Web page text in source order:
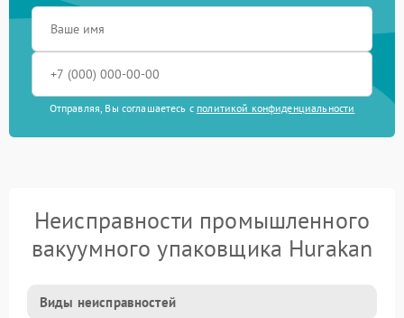
Отправляя, Вы соглашаетесь с политикой конфиденциальности
Неисправности промышленного
вакуумного упаковщика Hurakan
Виды неисправностей